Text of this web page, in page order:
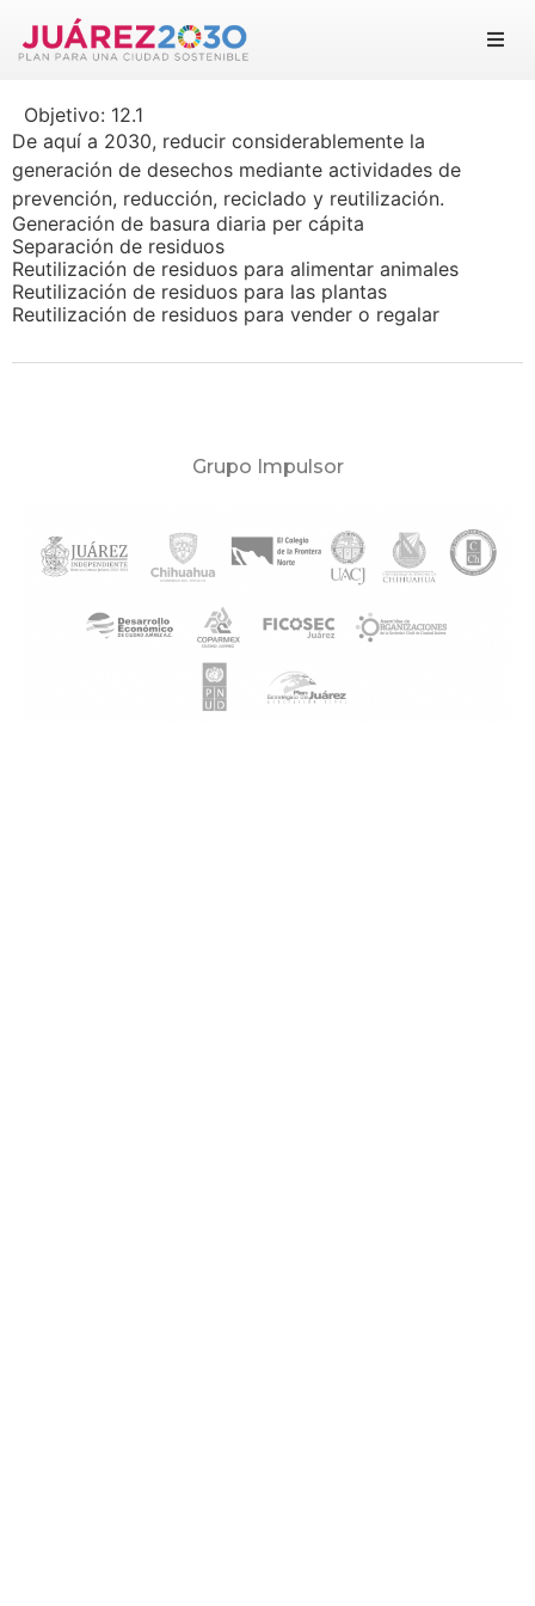
Suma tu esfuerzo
Blog
Objetivo: 12.1
De aquí a 2030, reducir considerablemente la
generación de desechos mediante actividades de
prevención, reducción, reciclado y reutilización.
Generación de basura diaria per cápita
Separación de residuos
Reutilización de residuos para alimentar animales
Reutilización de residuos para las plantas
Reutilización de residuos para vender o regalar
Grupo Impulsor